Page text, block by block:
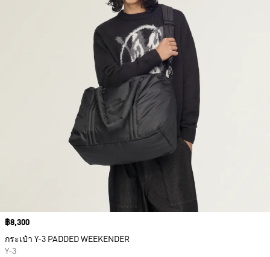
Price
฿8,300
กระเป๋า Y-3 PADDED WEEKENDER
Y-3